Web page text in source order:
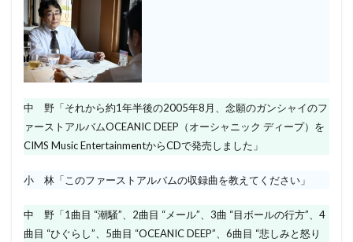
中 野「それから約1年半後の2005年8月、念願のガンシャイのフ
ァーストアルバムOCEANIC DEEP（オーシャニック ディープ）を
CIMS Music EntertainmentからCDで発売しました」
小 林「このファーストアルバムの収録曲を教えてください」
中 野「1曲目 “潮騒”、2曲目 “メール”、3曲 “目ボールの行方”、4
曲目 “ひぐらし”、5曲目 “OCEANIC DEEP”、6曲目 “悲しみと怒り